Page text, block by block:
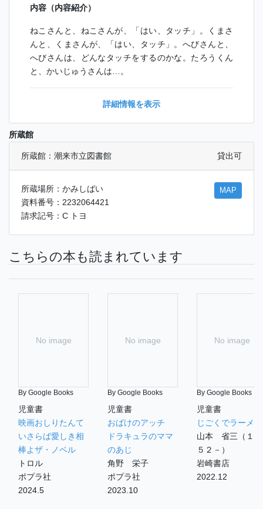
内容（内容紹介）
ねこさんと、ねこさんが、「はい、タッチ」。くまさ
んと、くまさんが、「はい、タッチ」。へびさんと、
へびさんは、どんなタッチをするのかな。たろうくん
と、かいじゅうさんは…。
詳細情報を表示
所蔵館
所蔵館：潮来市立図書館 貸出可
所蔵場所：かみしばい
資料番号：2232064421
請求記号：C トヨ
MAP
こちらの本も読まれています
No image
By Google Books
児童書
映画おしりたんて
いさらば愛しき相
棒よザ・ノベル
トロル
ポプラ社
2024.5
No image
By Google Books
児童書
おばけのアッチ
ドラキュラのママ
のあじ
角野 栄子
ポプラ社
2023.10
No image
By Google Books
児童書
じごくでラーメン
山本 省三（１９
５２－）
岩崎書店
2022.12